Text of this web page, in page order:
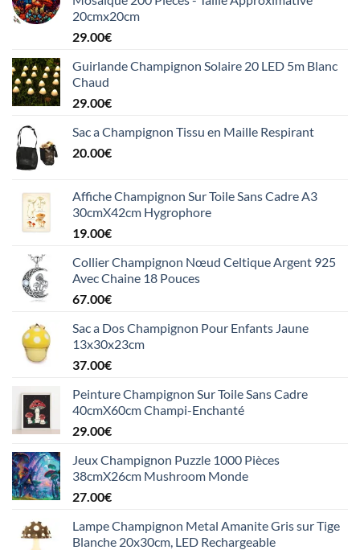
20cmx20cm
29.00€
Guirlande Champignon Solaire 20 LED 5m Blanc
Chaud
29.00€
Sac a Champignon Tissu en Maille Respirant
20.00€
Affiche Champignon Sur Toile Sans Cadre A3
30cmX42cm Hygrophore
19.00€
Collier Champignon Nœud Celtique Argent 925
Avec Chaine 18 Pouces
67.00€
Sac a Dos Champignon Pour Enfants Jaune
13x30x23cm
37.00€
Peinture Champignon Sur Toile Sans Cadre
40cmX60cm Champi-Enchanté
29.00€
Jeux Champignon Puzzle 1000 Pièces
38cmX26cm Mushroom Monde
27.00€
Lampe Champignon Metal Amanite Gris sur Tige
Blanche 20x30cm, LED Rechargeable